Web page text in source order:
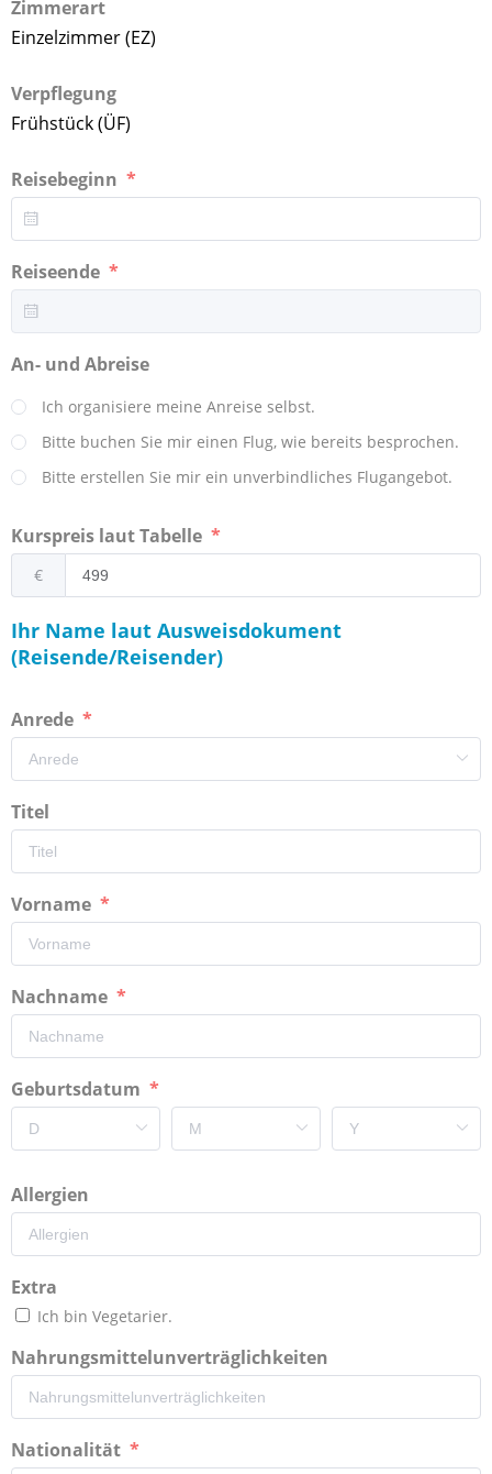
Zimmerart
Einzelzimmer (EZ)
Verpflegung
Frühstück (ÜF)
Reisebeginn
Reiseende
An- und Abreise
Ich organisiere meine Anreise selbst.
Bitte buchen Sie mir einen Flug, wie bereits besprochen.
Bitte erstellen Sie mir ein unverbindliches Flugangebot.
Kurspreis laut Tabelle
€
Ihr Name laut Ausweisdokument
(Reisende/Reisender)
Anrede
Titel
Vorname
Nachname
Geburtsdatum
Allergien
Extra
Ich bin Vegetarier.
Nahrungsmittelunverträglichkeiten
Nationalität